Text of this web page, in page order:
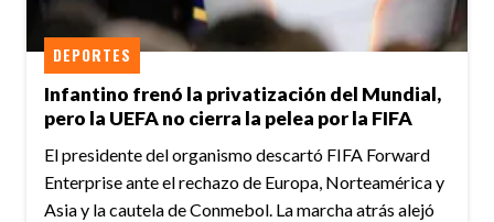
Infantino frenó la privatización del Mundial,
pero la UEFA no cierra la pelea por la FIFA
DEPORTES
El presidente del organismo descartó FIFA Forward
Enterprise ante el rechazo de Europa, Norteamérica y
Asia y la cautela de Conmebol. La marcha atrás alejó